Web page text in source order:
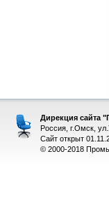
Дирекция сайта
Россия, г.Омск,
Сайт открыт
© 2000-2018